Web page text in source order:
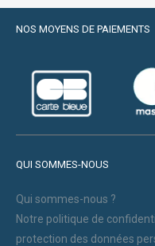
Nos Pompes à
Pompe à chaleur air
Voir toutes les
Pourquoi faire
NOS MOYENS DE PAIEMENTS
QUI SOMMES-NOUS
Qui sommes-nous ?
Notre politique de
protection des données